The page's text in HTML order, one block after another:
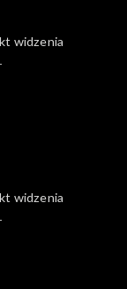
widzenia
widzenia